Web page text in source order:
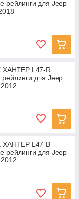
рейлинги для Jeep
ХАНТЕР L47-R
рейлинги для Jeep
ХАНТЕР L47-B
рейлинги для Jeep